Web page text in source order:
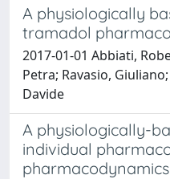
A physiologically
tramadol
2017-01-01 Abbiati,
Petra; Ravasio,
Davide
A physiologically-
individual